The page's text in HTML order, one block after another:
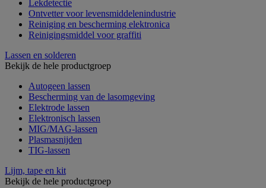
Lekdetectie
Ontvetter voor levensmiddelenindustrie
Reiniging en bescherming elektronica
Reinigingsmiddel voor graffiti
Lassen en solderen
Bekijk de hele productgroep
Autogeen lassen
Bescherming van de lasomgeving
Elektrode lassen
Elektronisch lassen
MIG/MAG-lassen
Plasmasnijden
TIG-lassen
Lijm, tape en kit
Bekijk de hele productgroep